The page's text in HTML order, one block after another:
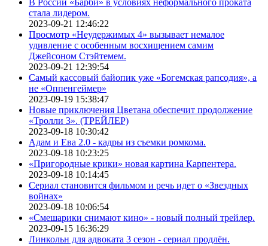
стала лидером.
2023-09-21 12:46:22
Просмотр «Неудержимых 4» вызывает немалое
удивление с особенным восхищением самим
Джейсоном Стэйтемем.
2023-09-21 12:39:54
Самый кассовый байопик уже «Богемская рапсодия», а
не «Оппенгеймер»
2023-09-19 15:38:47
Новые приключения Цветана обеспечит продолжение
«Тролли 3». (ТРЕЙЛЕР)
2023-09-18 10:30:42
Адам и Ева 2.0 - кадры из съемки ромкома.
2023-09-18 10:23:25
«Пригородные крики» новая картина Карпентера.
2023-09-18 10:14:45
Сериал становится фильмом и речь идет о «Звездных
войнах»
2023-09-18 10:06:54
«Смешарики снимают кино» - новый полный трейлер.
2023-09-15 16:36:29
Линкольн для адвоката 3 сезон - сериал продлён.